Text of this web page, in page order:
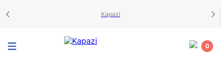
Kapazi
0